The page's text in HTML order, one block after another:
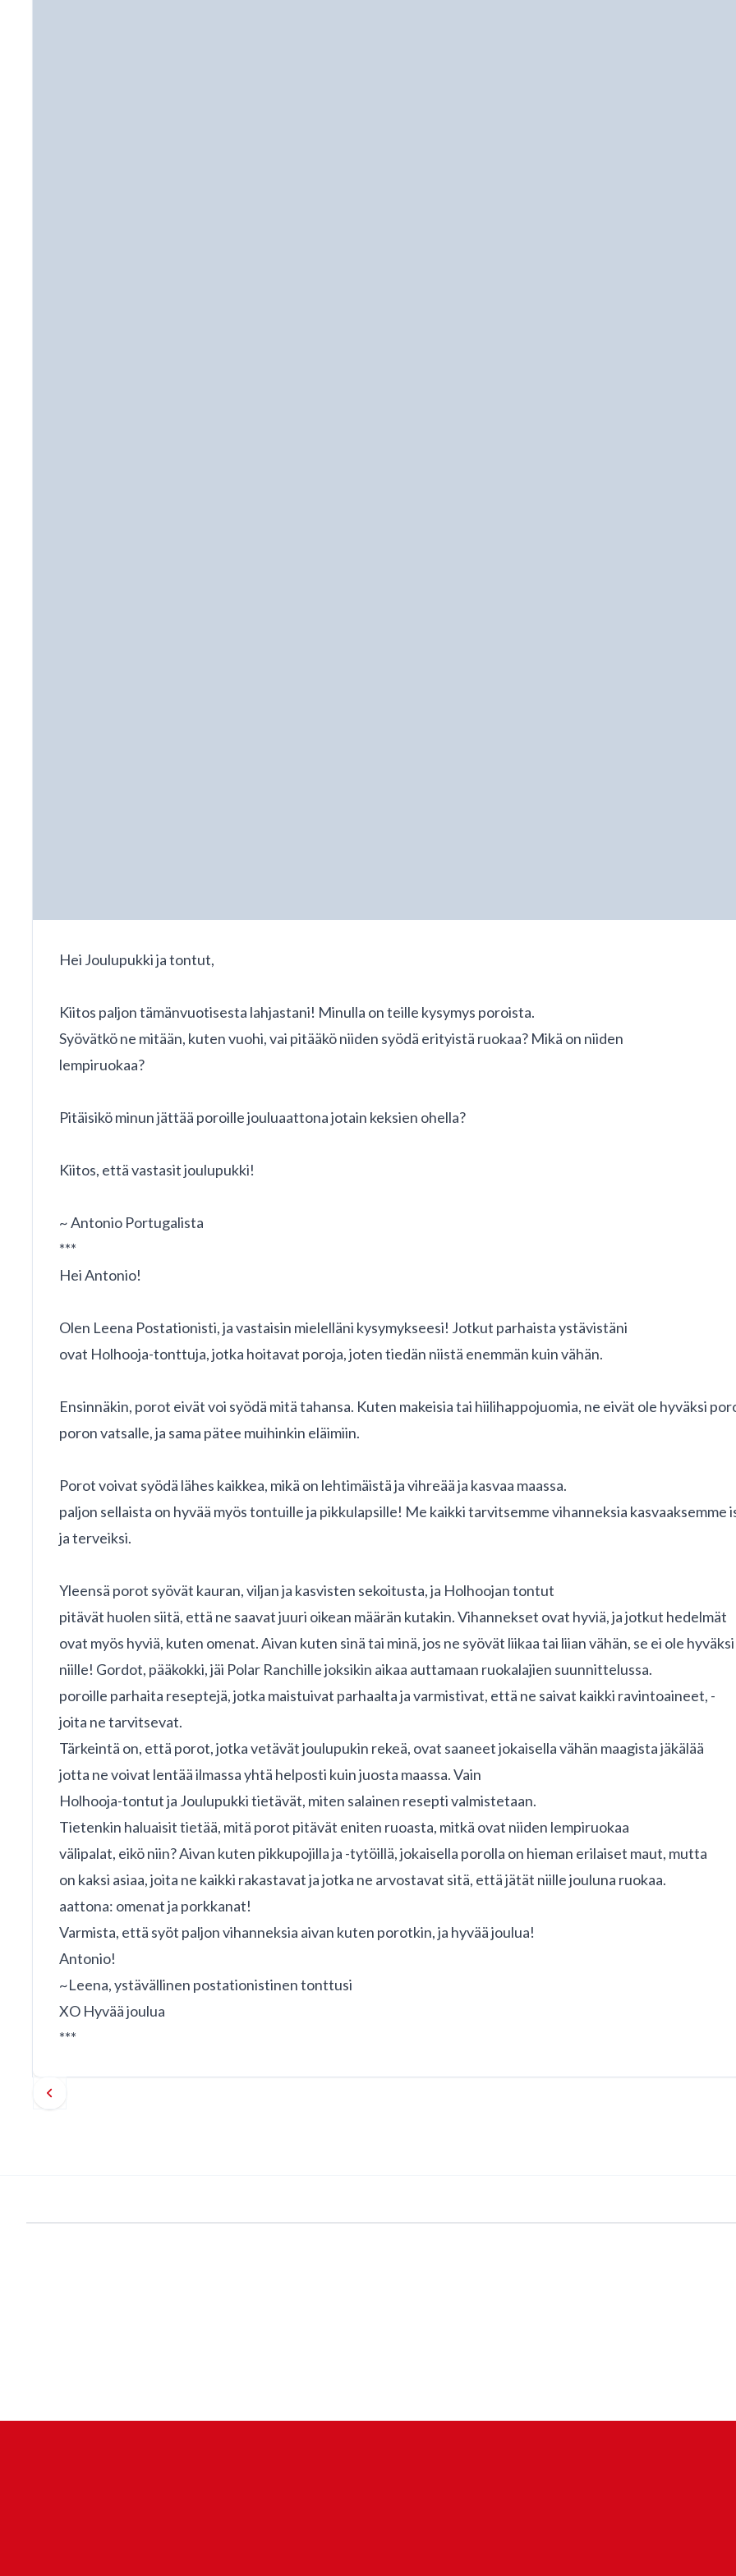
Hei Joulupukki ja tontut,
Kiitos paljon tämänvuotisesta lahjastani! Minulla on teille kysymys poroista.
Syövätkö ne mitään, kuten vuohi, vai pitääkö niiden syödä erityistä ruokaa? Mikä on niiden
lempiruokaa?
Pitäisikö minun jättää poroille jouluaattona jotain keksien ohella?
Kiitos, että vastasit joulupukki!
~ Antonio Portugalista
***
Hei Antonio!
Olen Leena Postationisti, ja vastaisin mielelläni kysymykseesi! Jotkut parhaista ystävistäni
ovat Holhooja-tonttuja, jotka hoitavat poroja, joten tiedän niistä enemmän kuin vähän.
Ensinnäkin, porot eivät voi syödä mitä tahansa. Kuten makeisia tai hiilihappojuomia, ne eivät ole hyväksi
poron vatsalle, ja sama pätee muihinkin eläimiin.
Porot voivat syödä lähes kaikkea, mikä on lehtimäistä ja vihreää ja kasvaa maassa.
paljon sellaista on hyvää myös tontuille ja pikkulapsille! Me kaikki tarvitsemme vihanneksia kasvaaksemme
ja terveiksi.
Yleensä porot syövät kauran, viljan ja kasvisten sekoitusta, ja Holhoojan tontut
pitävät huolen siitä, että ne saavat juuri oikean määrän kutakin. Vihannekset ovat hyviä, ja jotkut hedelmät
ovat myös hyviä, kuten omenat. Aivan kuten sinä tai minä, jos ne syövät liikaa tai liian vähän, se ei ole
niille! Gordot, pääkokki, jäi Polar Ranchille joksikin aikaa auttamaan ruokalajien suunnittelussa.
poroille parhaita reseptejä, jotka maistuivat parhaalta ja varmistivat, että ne saivat kaikki ravintoaineet, -
joita ne tarvitsevat.
Tärkeintä on, että porot, jotka vetävät joulupukin rekeä, ovat saaneet jokaisella vähän maagista jäkälää
jotta ne voivat lentää ilmassa yhtä helposti kuin juosta maassa. Vain
Holhooja-tontut ja Joulupukki tietävät, miten salainen resepti valmistetaan.
Tietenkin haluaisit tietää, mitä porot pitävät eniten ruoasta, mitkä ovat niiden lempiruokaa
välipalat, eikö niin? Aivan kuten pikkupojilla ja -tytöillä, jokaisella porolla on hieman erilaiset maut, mutta
on kaksi asiaa, joita ne kaikki rakastavat ja jotka ne arvostavat sitä, että jätät niille jouluna ruokaa.
aattona: omenat ja porkkanat!
Varmista, että syöt paljon vihanneksia aivan kuten porotkin, ja hyvää joulua!
Antonio!
~Leena, ystävällinen postationistinen tonttusi
XO Hyvää joulua
***